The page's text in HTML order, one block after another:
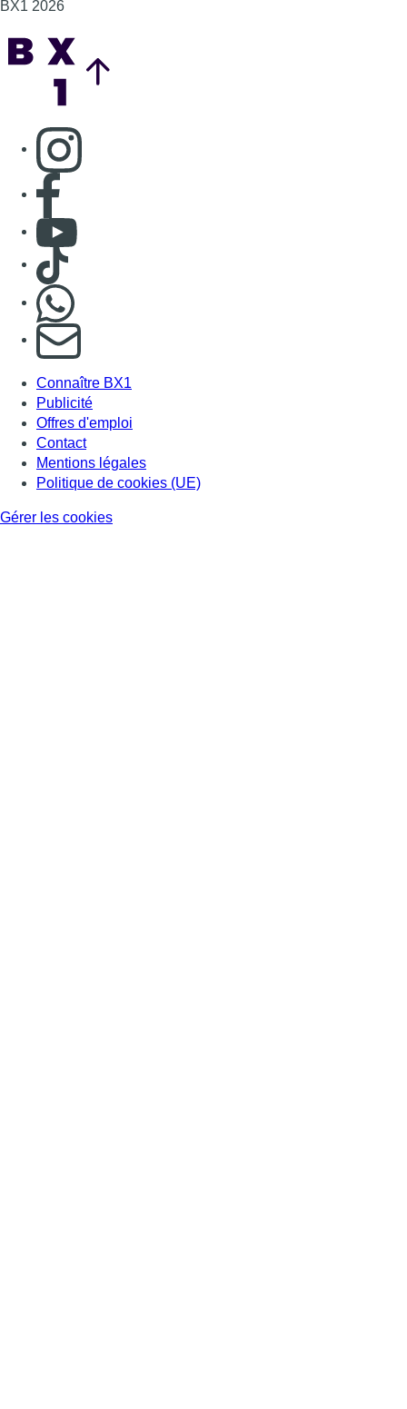
BX1 2026
Consulter page Instagram
Consulter page Facebook
Consulter Youtube
Consulter TikTok
S'abonner à notre newsletter
Connaître BX1
Publicité
Offres d'emploi
Contact
Mentions légales
Politique de cookies (UE)
Gérer les cookies